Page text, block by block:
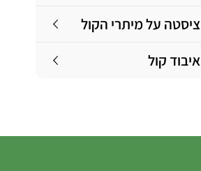
ציסטה על מיתרי הקול
איבוד קול